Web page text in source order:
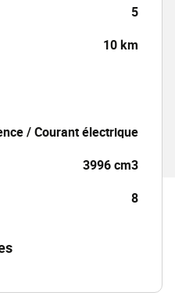
5
10 km
/ Courant électrique
3996 cm3
8